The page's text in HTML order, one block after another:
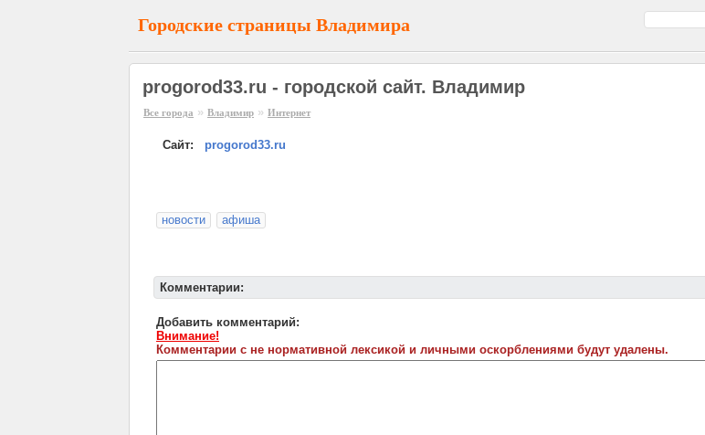
Городские страницы Владимира
progorod33.ru - городской сайт. Владимир
Все города » Владимир » Интернет
Сайт: progorod33.ru
новости афиша
Комментарии:
Добавить комментарий:
Внимание!
Комментарии с не нормативной лексикой и личными оскорблениями будут удалены.